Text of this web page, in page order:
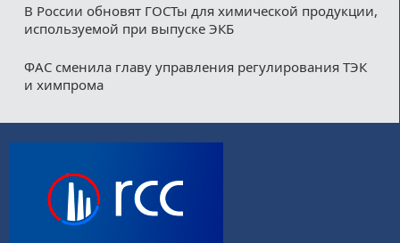
В России обновят ГОСТы для химической продукции,
используемой при выпуске ЭКБ
ФАС сменила главу управления регулирования ТЭК
и химпрома